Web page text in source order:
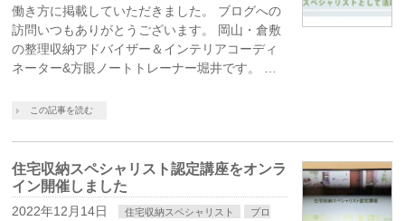
働き方に掲載していただきました。 ブログへの
訪問いつもありがとうございます。 岡山・倉敷
の整理収納アドバイザー＆インテリアコーディ
ネーター&方眼ノートトレーナー堀井です。 …
この記事を読む
住宅収納スペシャリスト認定講座をオンラ
イン開催しました
2022年12月14日 住宅収納スペシャリスト
ブロ